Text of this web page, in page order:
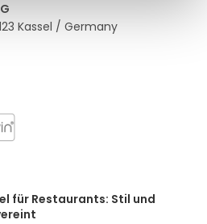
Kassel / Germany
für Restaurants: Stil und